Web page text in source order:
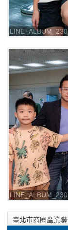
臺北市商圈產業